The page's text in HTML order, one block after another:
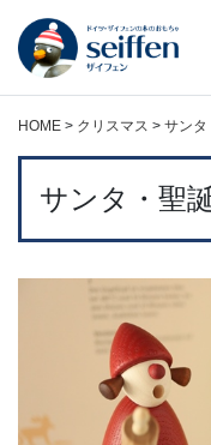
ン
HOME > クリスマス > サンタ
サンタ・聖